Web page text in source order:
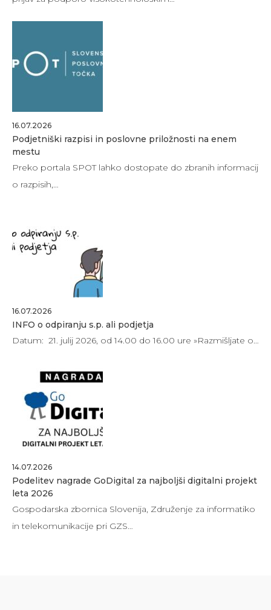
16.07.2026
Podjetniški razpisi in poslovne priložnosti na enem
mestu
Preko portala SPOT lahko dostopate do zbranih informacij
o razpisih,…
16.07.2026
INFO o odpiranju s.p. ali podjetja
Datum: 21. julij 2026, od 14.00 do 16.00 ure »Razmišljate o…
14.07.2026
Podelitev nagrade GoDigital za najboljši digitalni projekt
leta 2026
Gospodarska zbornica Slovenija, Združenje za informatiko
in telekomunikacije pri GZS…